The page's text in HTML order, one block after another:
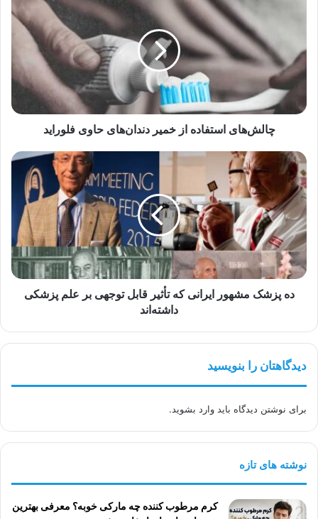
دندان‌های
حاوی
فلوراید
چالش‌های استفاده از خمیر دندان‌های حاوی فلوراید
ده
پزشک
مشهور
ایرانی
که
تأثیر
قابل
توجهی
بر
علمده پزشک مشهور ایرانی که تأثیر قابل توجهی بر علم پزشکی
داشته‌اند
دیدگاهتان را بنویسید
برای نوشتن دیدگاه باید وارد بشوید.
نوشته های تازه
کرم مرطوب کننده چه مارکی خوبه؟ معرفی بهترین